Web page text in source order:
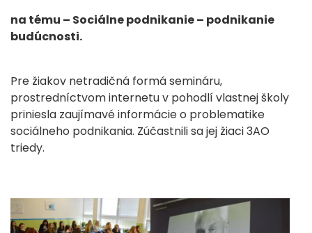
na tému – Sociálne podnikanie – podnikanie
budúcnosti.
Pre žiakov netradičná formá semináru,
prostredníctvom internetu v pohodlí vlastnej školy
priniesla zaujímavé informácie o problematike
sociálneho podnikania. Zúčastnili sa jej žiaci 3AO
triedy.